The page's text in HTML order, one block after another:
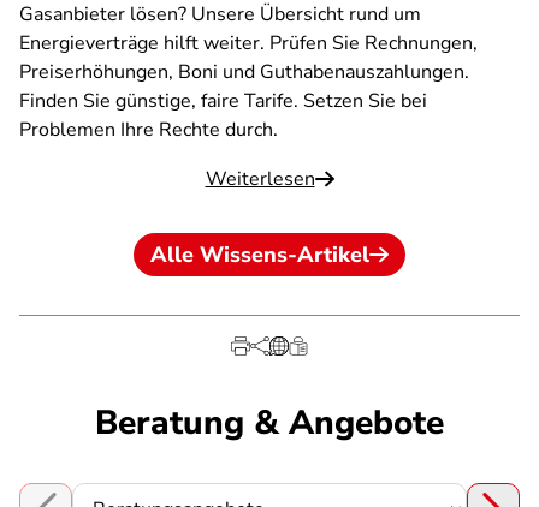
Gasanbieter lösen? Unsere Übersicht rund um
Energieverträge hilft weiter. Prüfen Sie Rechnungen,
Preiserhöhungen, Boni und Guthabenauszahlungen.
Finden Sie günstige, faire Tarife. Setzen Sie bei
Problemen Ihre Rechte durch.
Weiterlesen
Alle Wissens-Artikel
Beratung & Angebote